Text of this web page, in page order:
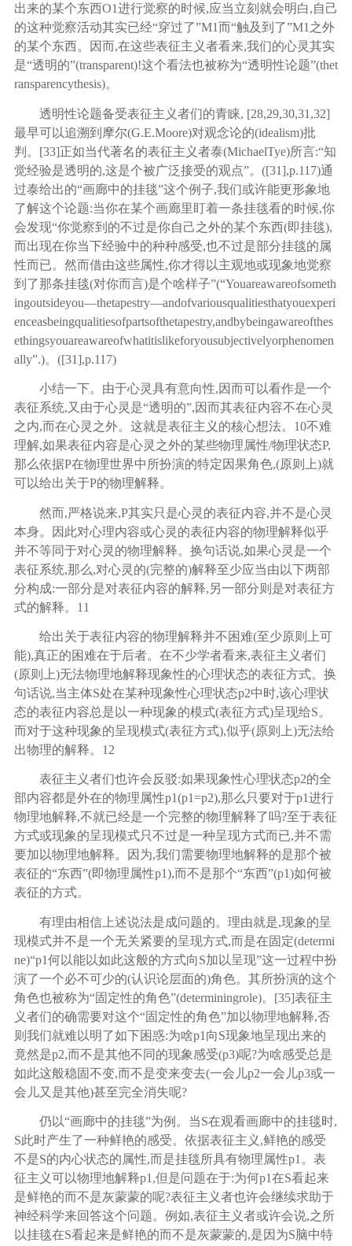
出来的某个东西O1进行觉察的时候,应当立刻就会明白,自己
的这种觉察活动其实已经“穿过了”M1而“触及到了”M1之外
的某个东西。因而,在这些表征主义者看来,我们的心灵其实
是“透明的”(transparent)!这个看法也被称为“透明性论题”(thet
ransparencythesis)。
透明性论题备受表征主义者们的青睐, [28,29,30,31 ,32]
最早可以追溯到摩尔(G.E.Moore)对观念论的(idealism)批
判。 [33]正如当代著名的表征主义者泰(MichaelTye)所言:“知
觉经验是透明的,这是个被广泛接受的观点”。([31],p.117)通
过泰给出的“画廊中的挂毯”这个例子,我们或许能更形象地
了解这个论题:当你在某个画廊里盯着一条挂毯看的时候,你
会发现“你觉察到的不过是你自己之外的某个东西(即挂毯),
而出现在你当下经验中的种种感受,也不过是部分挂毯的属
性而已。然而借由这些属性,你才得以主观地或现象地觉察
到了那条挂毯(对你而言)是个啥样子”(“Youareawareofsometh
ingoutsideyou—thetapestry—andofvariousqualitiesthatyouexperi
enceasbeingqualitiesofpartsofthetapestry,andbybeingawareofthes
ethingsyouareawareofwhatitislikeforyousubjectivelyorphenomen
ally”.)。([31],p.117)
小结一下。由于心灵具有意向性,因而可以看作是一个
表征系统,又由于心灵是“透明的”,因而其表征内容不在心灵
之内,而在心灵之外。这就是表征主义的核心想法。 10不难
理解,如果表征内容是心灵之外的某些物理属性/物理状态P,
那么依据P在物理世界中所扮演的特定因果角色,(原则上)就
可以给出关于P的物理解释。
然而,严格说来,P其实只是心灵的表征内容,并不是心灵
本身。因此对心理内容或心灵的表征内容的物理解释似乎
并不等同于对心灵的物理解释。换句话说,如果心灵是一个
表征系统,那么,对心灵的(完整的)解释至少应当由以下两部
分构成:一部分是对表征内容的解释,另一部分则是对表征方
式的解释。 11
给出关于表征内容的物理解释并不困难(至少原则上可
能),真正的困难在于后者。在不少学者看来,表征主义者们
(原则上)无法物理地解释现象性的心理状态的表征方式。换
句话说,当主体S处在某种现象性心理状态p2中时,该心理状
态的表征内容总是以一种现象的模式(表征方式)呈现给S。
而对于这种现象的呈现模式(表征方式),似乎(原则上)无法给
出物理的解释。 12
表征主义者们也许会反驳:如果现象性心理状态p2的全
部内容都是外在的物理属性p1(p1=p2),那么只要对于p1进行
物理地解释,不就已经是一个完整的物理解释了吗?至于表征
方式或现象的呈现模式只不过是一种呈现方式而已,并不需
要加以物理地解释。因为,我们需要物理地解释的是那个被
表征的“东西”(即物理属性p1),而不是那个“东西”(p1)如何被
表征的方式。
有理由相信上述说法是成问题的。理由就是,现象的呈
现模式并不是一个无关紧要的呈现方式,而是在固定(determi
ne)“p1何以能以如此这般的方式向S加以呈现”这一过程中扮
演了一个必不可少的(认识论层面的)角色。其所扮演的这个
角色也被称为“固定性的角色”(determiningrole)。 [35]表征主
义者们的确需要对这个“固定性的角色”加以物理地解释,否
则我们就难以明了如下困惑:为啥p1向S现象地呈现出来的
竟然是p2,而不是其他不同的现象感受(p3)呢?为啥感受总是
如此这般稳固不变,而不是变来变去(一会儿p2一会儿p3或一
会儿又是其他)甚至完全消失呢?
仍以“画廊中的挂毯”为例。当S在观看画廊中的挂毯时,
S此时产生了一种鲜艳的感受。依据表征主义,鲜艳的感受
不是S的内心状态的属性,而是挂毯所具有物理属性p1。表
征主义可以物理地解释p1,但是问题在于:为何p1在S看起来
是鲜艳的而不是灰蒙蒙的呢?表征主义者也许会继续求助于
神经科学来回答这个问题。例如,表征主义者或许会说,之所
以挂毯在S看起来是鲜艳的而不是灰蒙蒙的,是因为S脑中特